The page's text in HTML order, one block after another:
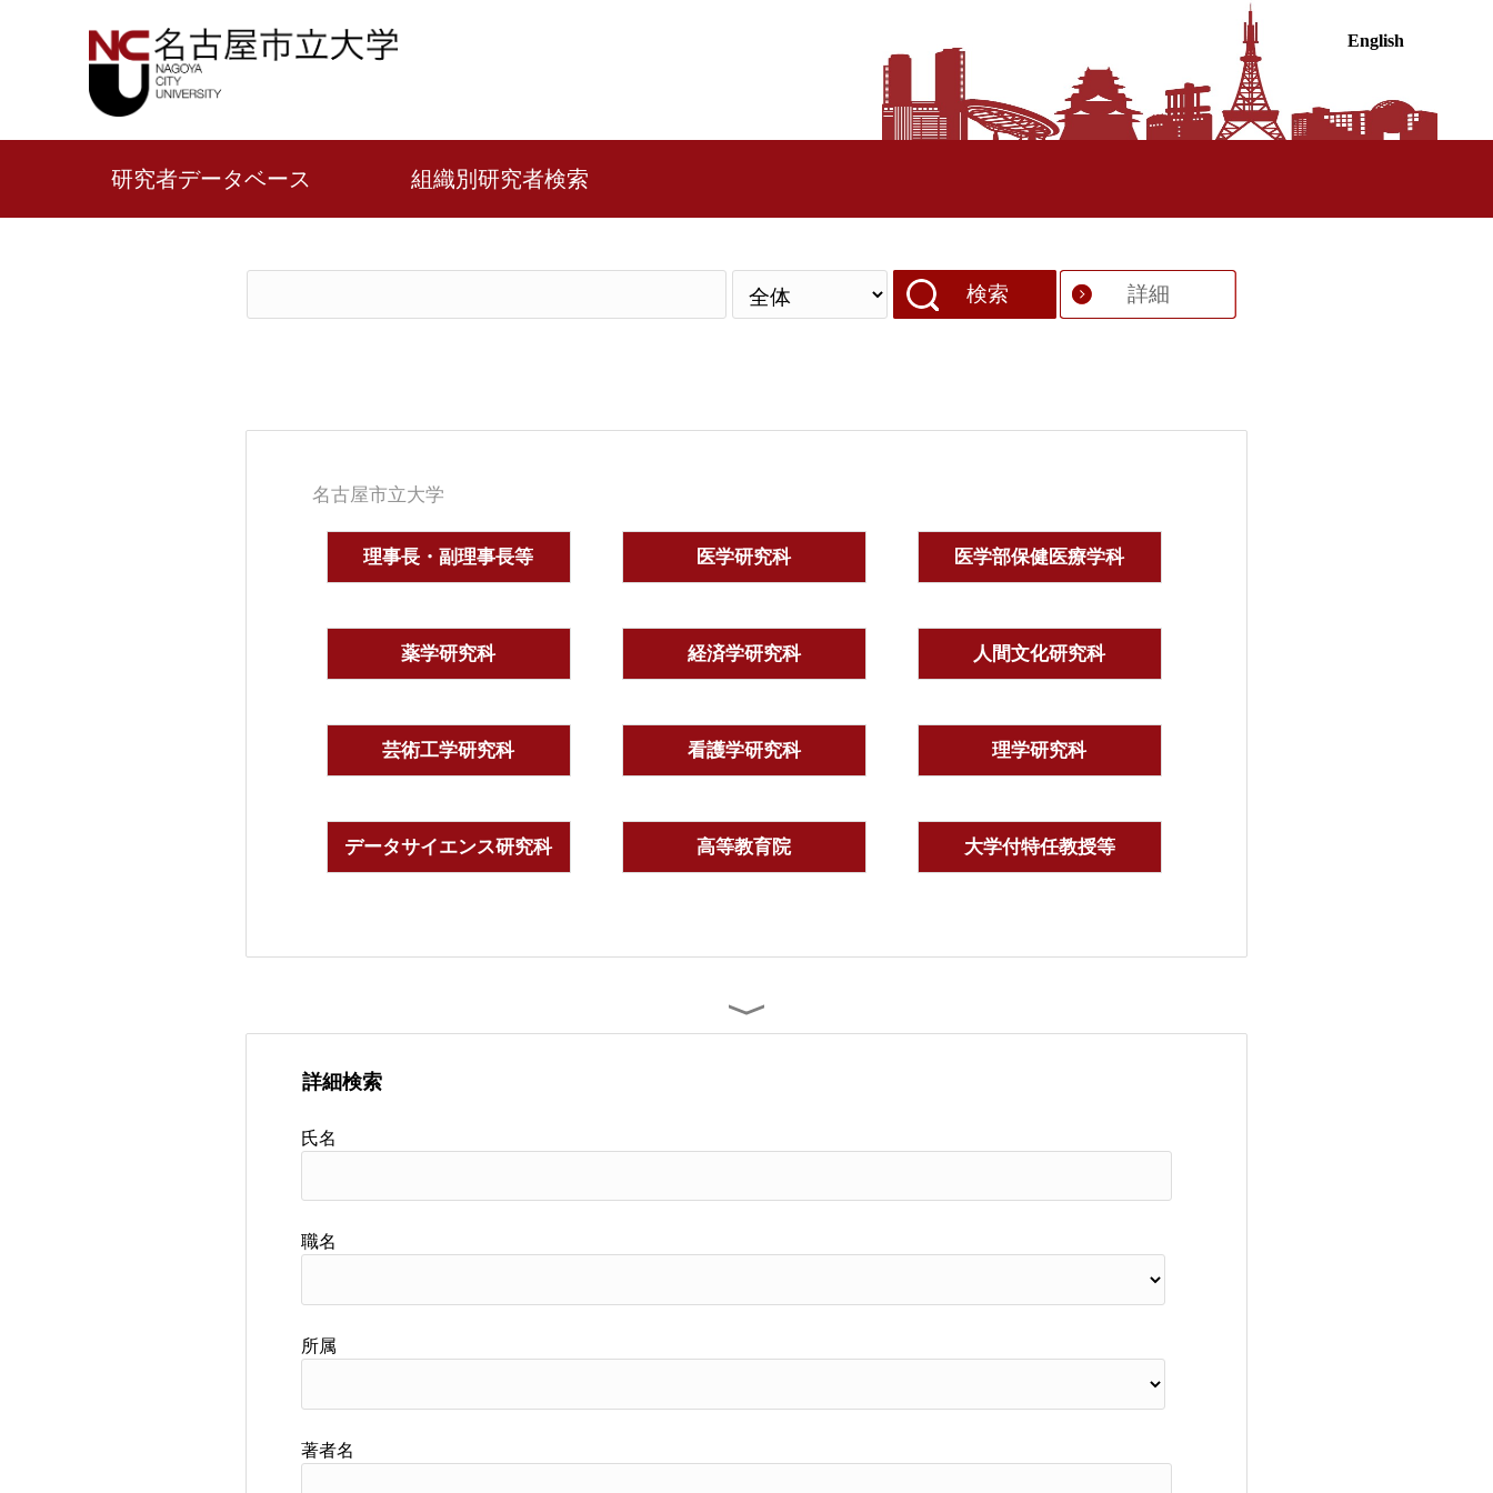
English
研究者データベース 組織別研究者検索
検索 詳細
名古屋市立大学
理事長・副理事長等 医学研究科 医学部保健医療学科
薬学研究科 経済学研究科 人間文化研究科
芸術工学研究科 看護学研究科 理学研究科
データサイエンス研究科 高等教育院 大学付特任教授等
詳細検索
氏名
職名
所属
著者名